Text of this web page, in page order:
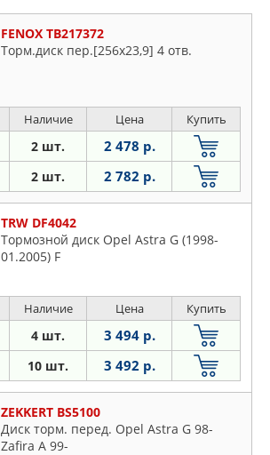
FENOX TB217372
Торм.диск пер.[256x23,9] 4 отв.
Наличие Цена Купить
2 шт. 2 478 р.
2 шт. 2 782 р.
TRW DF4042
Тормозной диск Opel Astra G (1998-
01.2005) F
Наличие Цена Купить
4 шт. 3 494 р.
10 шт. 3 492 р.
ZEKKERT BS5100
Диск торм. перед. Opel Astra G 98-
Zafira A 99-